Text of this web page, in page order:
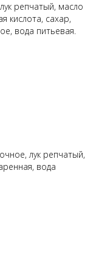
репчатый, масло
кислота, сахар,
вода питьевая.
лук репчатый,
вода